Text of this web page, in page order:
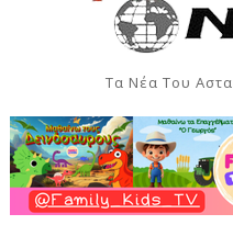
Τα Νέα Του